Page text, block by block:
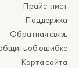
Прайс-лист
Поддержка
Обратная связь
об ошибке
Карта сайта